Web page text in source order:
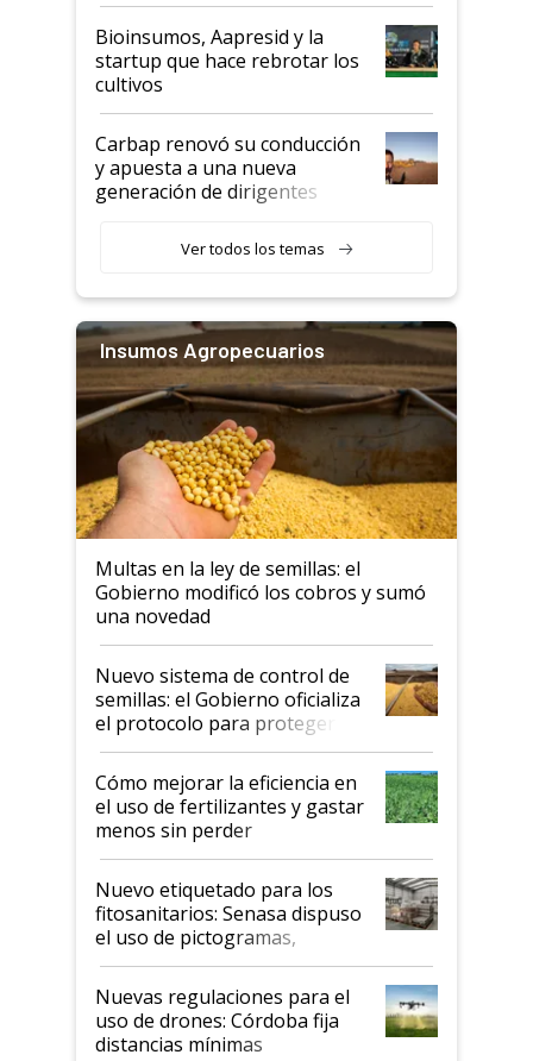
Bioinsumos, Aapresid y la
startup que hace rebrotar los
cultivos
Carbap renovó su conducción
y apuesta a una nueva
generación de dirigentes
Ver todos los temas
Insumos Agropecuarios
Multas en la ley de semillas: el
Gobierno modificó los cobros y sumó
una novedad
Nuevo sistema de control de
semillas: el Gobierno oficializa
el protocolo para proteger la
propiedad intelectual
Cómo mejorar la eficiencia en
el uso de fertilizantes y gastar
menos sin perder
productividad en la campaña
fina
Nuevo etiquetado para los
fitosanitarios: Senasa dispuso
el uso de pictogramas,
palabras de advertencia e
indicaciones
Nuevas regulaciones para el
uso de drones: Córdoba fija
distancias mínimas